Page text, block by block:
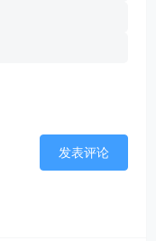
发表评论